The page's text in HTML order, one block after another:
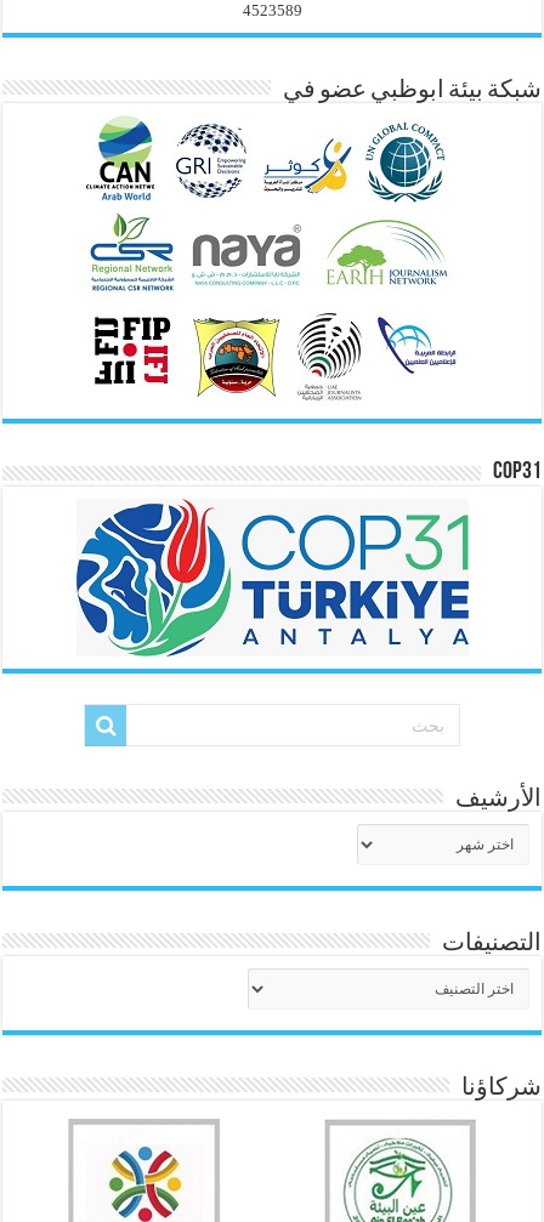
4523589
شبكة بيئة ابوظبي عضو في
COP31
الأرشيف
التصنيفات
شركاؤنا